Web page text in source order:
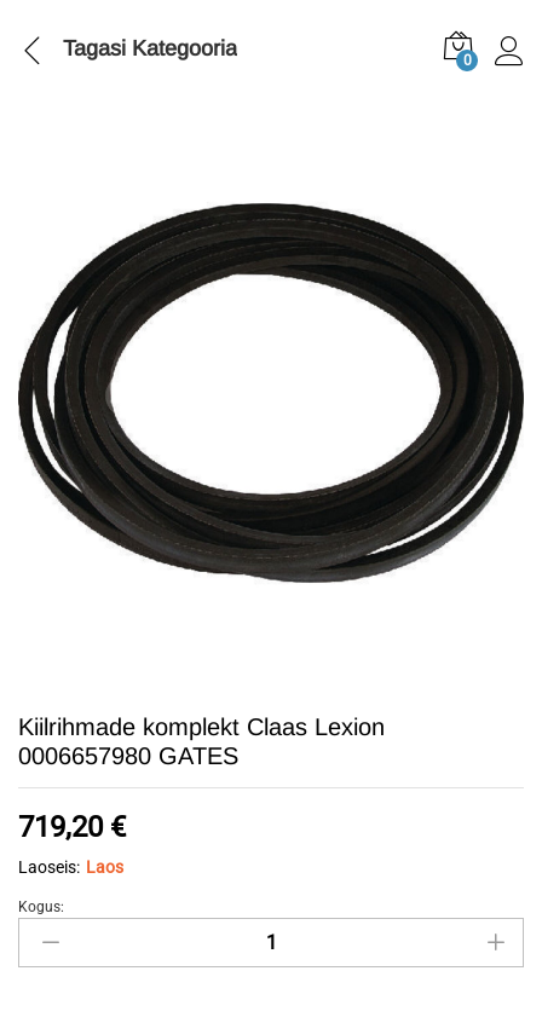
Tagasi Kategooria 0
Kiilrihmade komplekt Claas Lexion
0006657980 GATES
719,20 €
Laoseis: Laos
Kiilrihmade
komplekt
Kogus: